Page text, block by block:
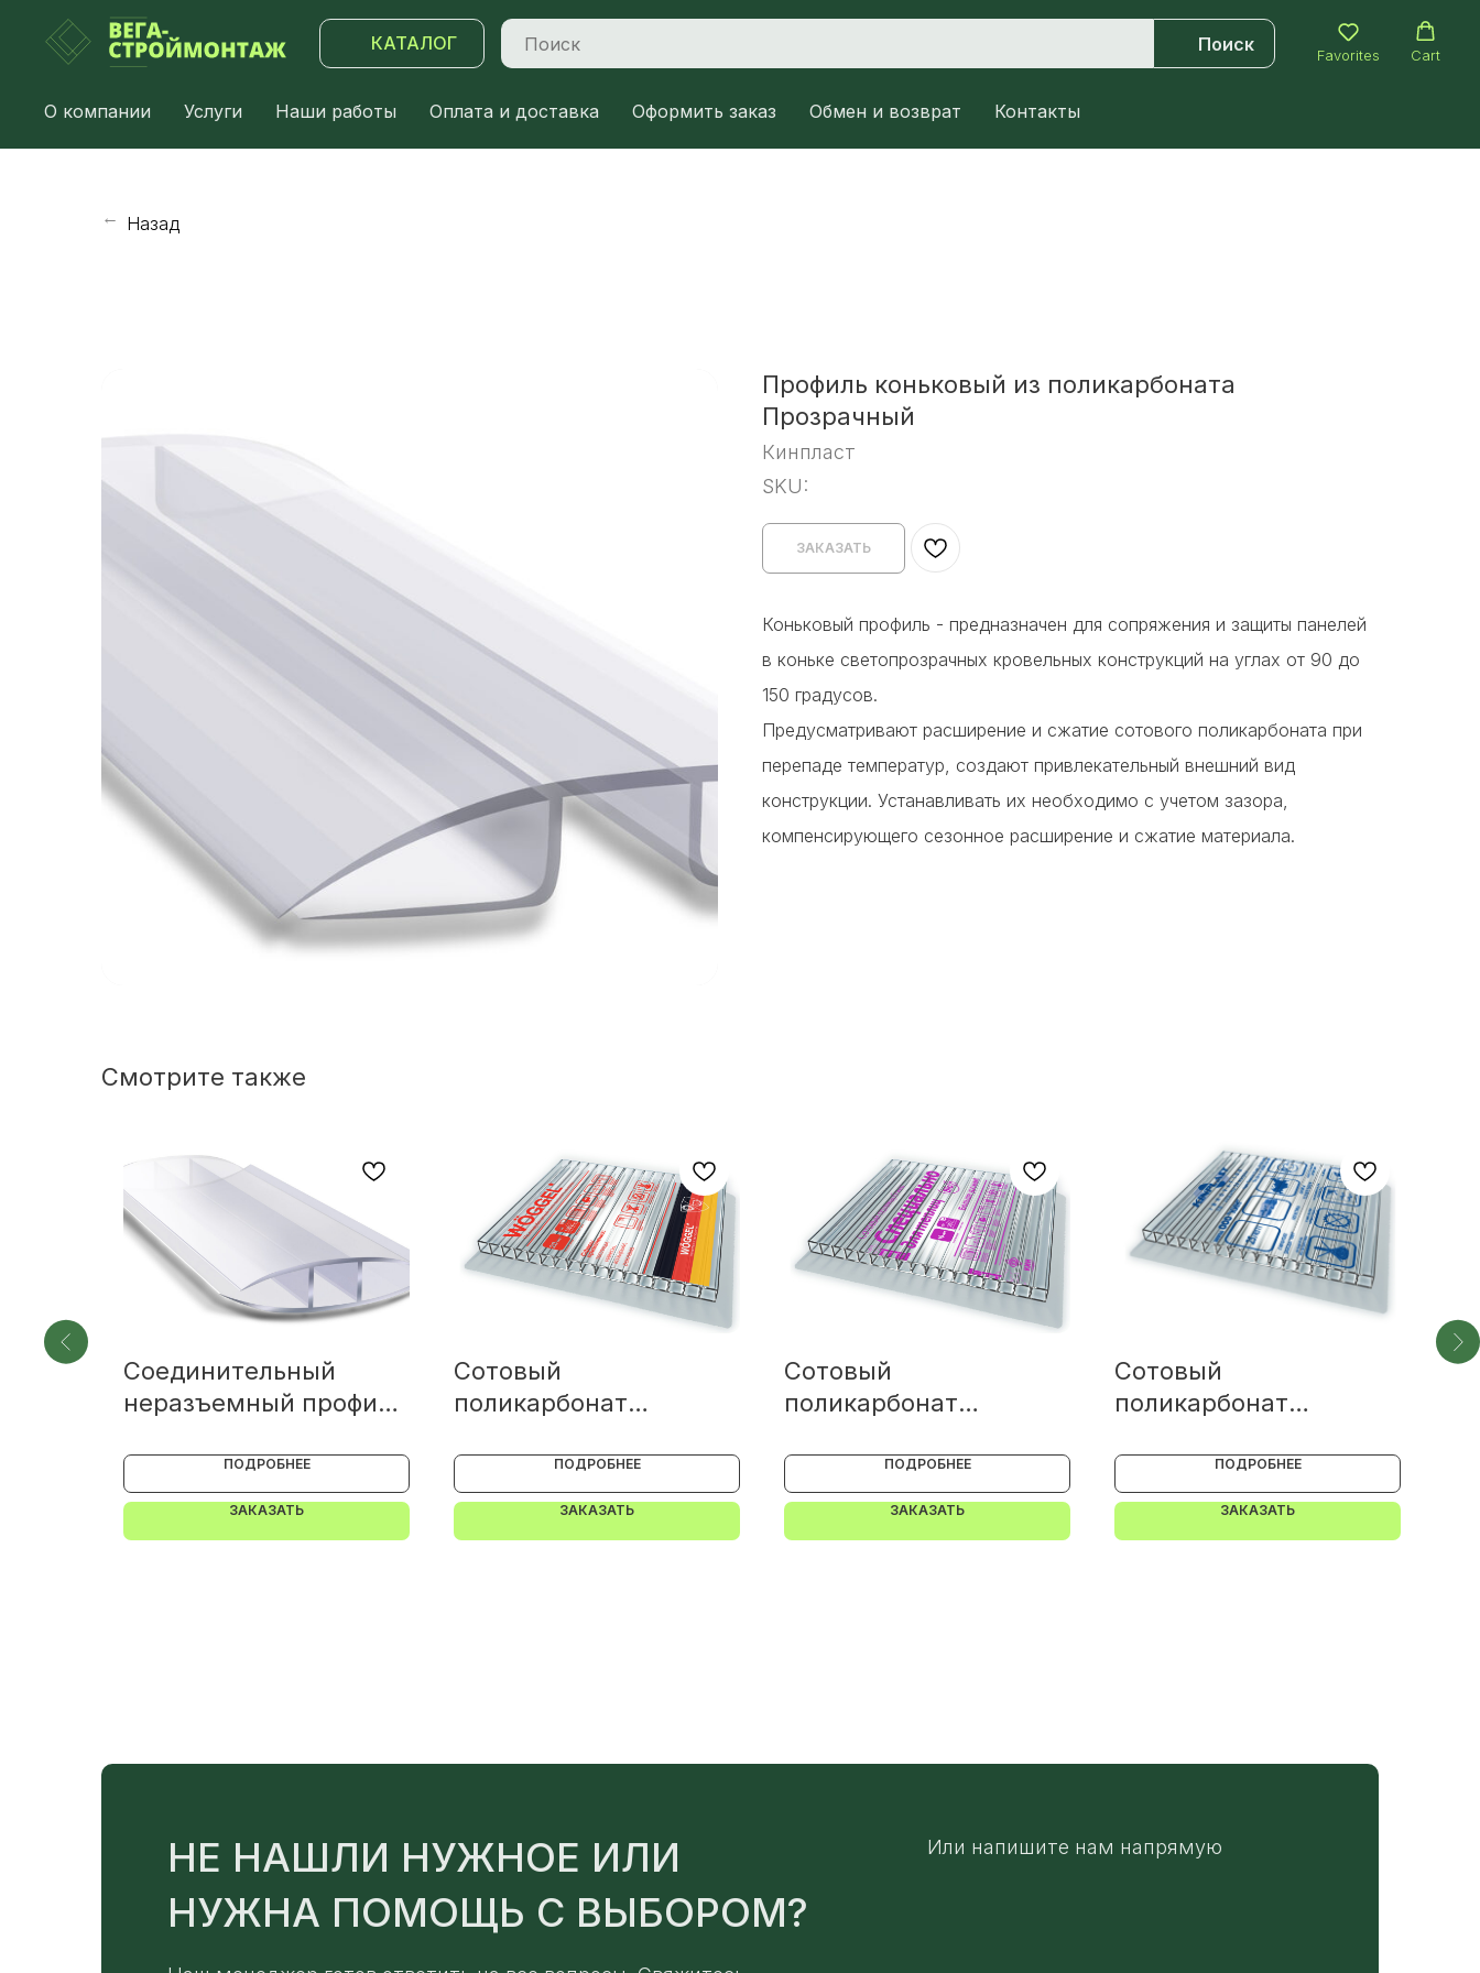
КАТАЛОГ Поиск
Favorites Cart
О компании Услуги Наши работы Оплата и доставка Оформить заказ Обмен и возврат Контакты
→ Назад
Профиль коньковый из поликарбоната
Прозрачный
Кинпласт
SKU:
ЗАКАЗАТЬ
Коньковый профиль - предназначен для сопряжения и защиты панелей
в коньке светопрозрачных кровельных конструкций на углах от 90 до
150 градусов.
Предусматривают расширение и сжатие сотового поликарбоната при
перепаде температур, создают привлекательный внешний вид
конструкции. Устанавливать их необходимо с учетом зазора,
компенсирующего сезонное расширение и сжатие материала.
Смотрите также
Соединительный
неразъемный профиль
ПОДРОБНЕЕ
ЗАКАЗАТЬ
Сотовый
поликарбонат
ПОДРОБНЕЕ
ЗАКАЗАТЬ
Сотовый
поликарбонат
теплиц
ПОДРОБНЕЕ
ЗАКАЗАТЬ
Сотовый
поликарбонат
ПОДРОБНЕЕ
ЗАКАЗАТЬ
НЕ НАШЛИ НУЖНОЕ ИЛИ
НУЖНА ПОМОЩЬ С ВЫБОРОМ?
Или напишите нам напрямую